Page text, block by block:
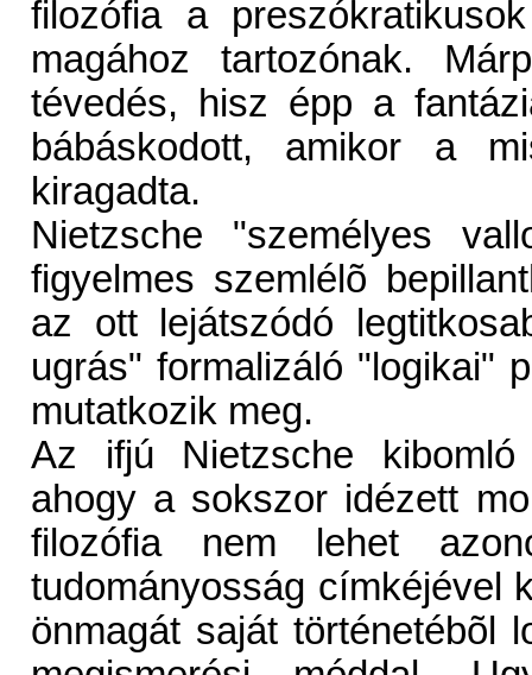
filozófia a
magához tartozónak.
tévedés, hisz épp a
bábáskodott, amikor a
kiragadta.
Nietzsche "személyes
figyelmes szemlélõ
az ott lejátszódó
ugrás" formalizáló "logikai"
mutatkozik meg.
Az ifjú Nietzsche kibomló
ahogy a sokszor idézett
filozófia nem lehet
tudományosság címkéjével
önmagát saját történetébõl